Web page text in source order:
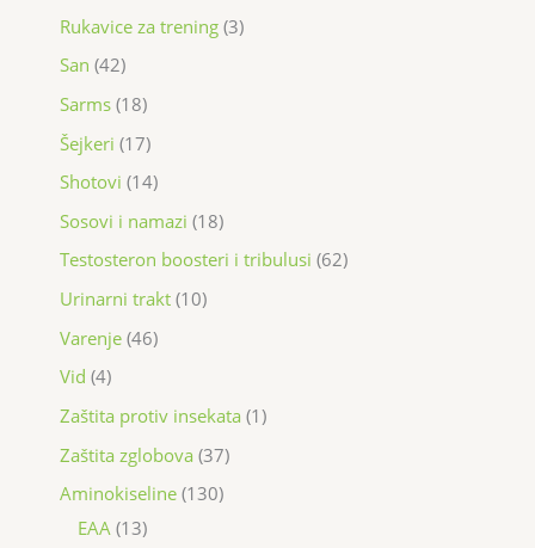
Rukavice za trening 3
San 42
Sarms 18
Šejkeri 17
Shotovi 14
Sosovi i namazi 18
Testosteron boosteri i tribulusi 62
Urinarni trakt 10
Varenje 46
Vid 4
Zaštita protiv insekata 1
Zaštita zglobova 37
Aminokiseline 130
EAA 13